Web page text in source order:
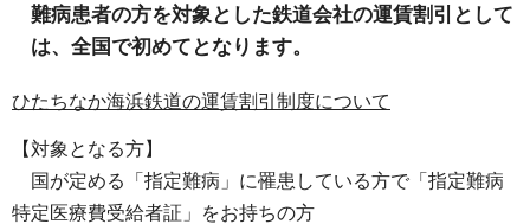
難病患者の方を対象とした鉄道会社の運賃割引として
は、全国で初めてとなります。
ひたちなか海浜鉄道の運賃割引制度について
【対象となる方】
国 が定める「指定難病」に罹患している方で「指定難病
特定医療費受給者証」をお持ちの方